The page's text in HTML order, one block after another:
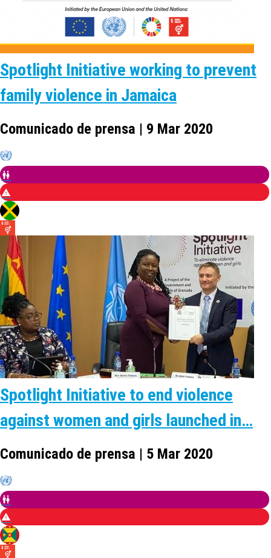
Spotlight Initiative working to prevent
family violence in Jamaica
Comunicado de prensa | 9 Mar 2020
​Spotlight Initiative to end violence
against women and girls launched in…
Comunicado de prensa | 5 Mar 2020